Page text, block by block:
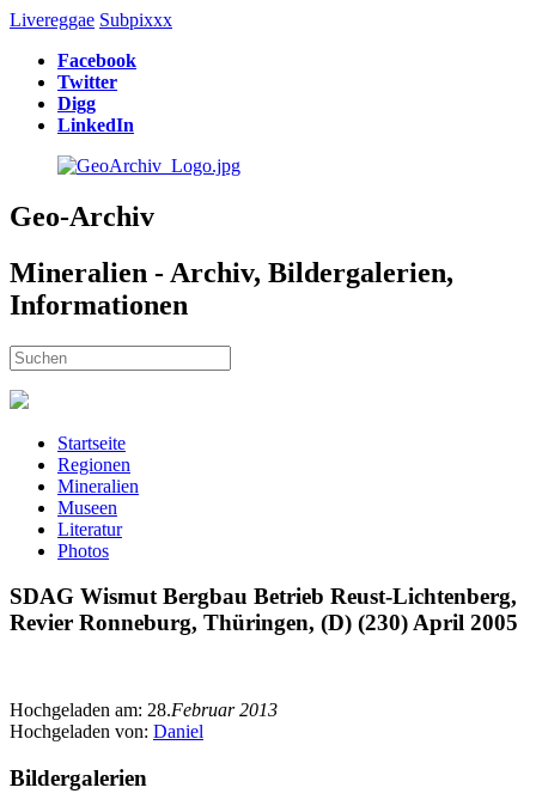
Livereggae Subpixxx
Facebook
Twitter
Digg
LinkedIn
Geo-Archiv
Mineralien - Archiv, Bildergalerien,
Informationen
Startseite
Regionen
Mineralien
Museen
Literatur
Photos
SDAG Wismut Bergbau Betrieb Reust-Lichtenberg,
Revier Ronneburg, Thüringen, (D) (230) April 2005
Hochgeladen am: 28.Februar 2013
Hochgeladen von: Daniel
Bildergalerien